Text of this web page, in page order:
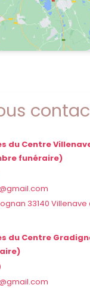
du Centre
funéraire)
33140 Villenave
du Centre